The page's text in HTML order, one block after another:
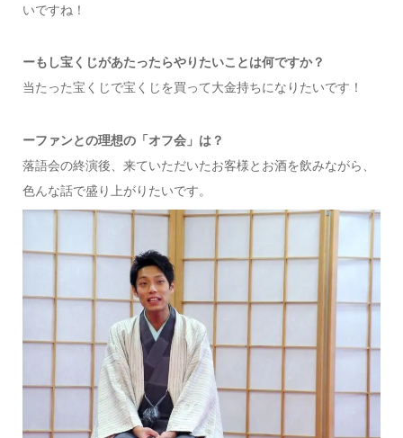
いですね！
ーもし宝くじがあたったらやりたいことは何ですか？
当たった宝くじで宝くじを買って大金持ちになりたいです！
ーファンとの理想の「オフ会」は？
落語会の終演後、来ていただいたお客様とお酒を飲みながら、
色んな話で盛り上がりたいです。